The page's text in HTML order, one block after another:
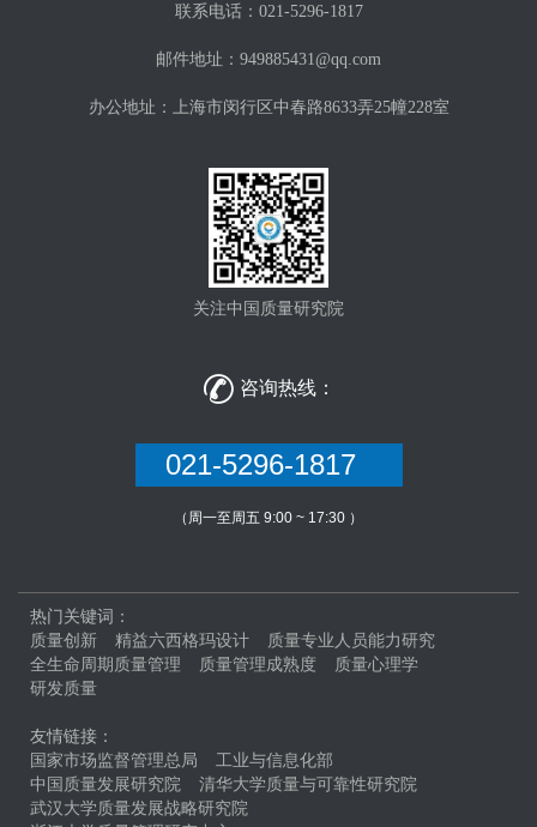
联系电话：021-5296-1817
邮件地址：949885431@qq.com
办公地址：上海市闵行区中春路8633弄25幢228室
关注中国质量研究院
 咨询热线：
021-5296-1817
（周一至周五 9:00 ~ 17:30 ）
热门关键词：
质量创新
精益六西格玛设计
质量专业人员能力研究
全生命周期质量管理
质量管理成熟度
质量心理学
研发质量
友情链接：
国家市场监督管理总局
工业与信息化部
中国质量发展研究院
清华大学质量与可靠性研究院
武汉大学质量发展战略研究院